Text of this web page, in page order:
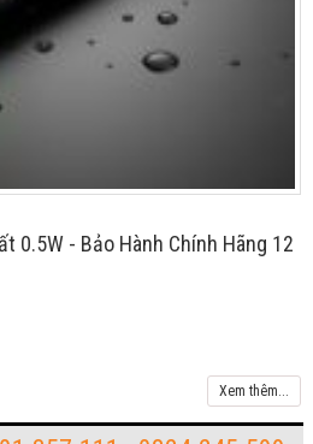
0.5W - Bảo Hành Chính Hãng 12
Xem thêm...